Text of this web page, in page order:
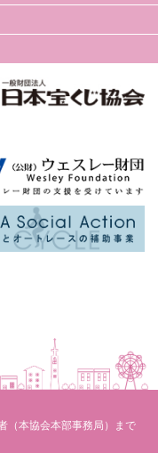
（本協会本部事務局）まで